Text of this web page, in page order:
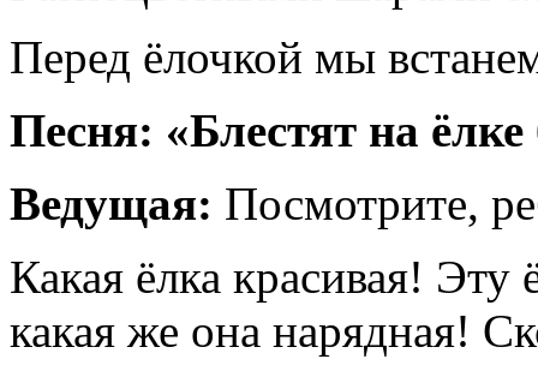
Перед ёлочкой мы
Песня: «Блестят на
Ведущая: Посмотрите,
Какая ёлка красивая!
какая же она нарядная!